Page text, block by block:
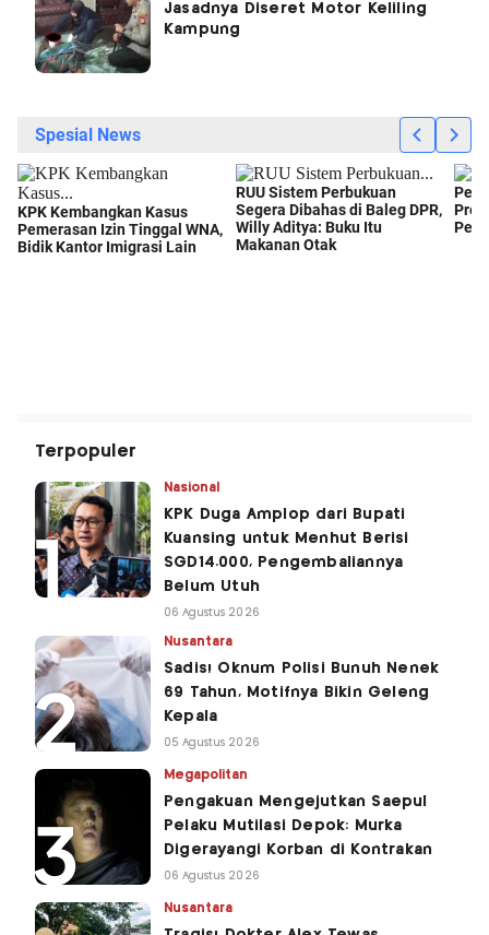
Jasadnya Diseret Motor Keliling
Kampung
Terpopuler
Nasional
KPK Duga Amplop dari Bupati
Kuansing untuk Menhut Berisi
SGD14.000, Pengembaliannya
Belum Utuh
06 Agustus 2026
Nusantara
Sadis! Oknum Polisi Bunuh Nenek
69 Tahun, Motifnya Bikin Geleng
Kepala
05 Agustus 2026
Megapolitan
Pengakuan Mengejutkan Saepul
Pelaku Mutilasi Depok: Murka
Digerayangi Korban di Kontrakan
06 Agustus 2026
Nusantara